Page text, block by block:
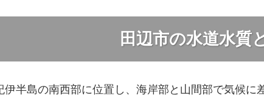
田辺市の水道水質
伊半島の南西部に位置し、海岸部と山間部で気候